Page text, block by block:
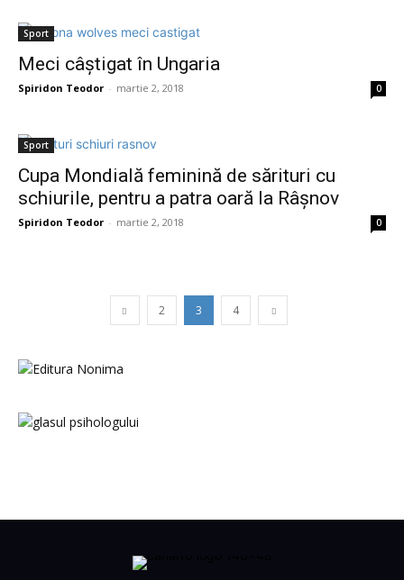
Sport
Meci câștigat în Ungaria
Spiridon Teodor - martie 2, 2018 0
Sport
Cupa Mondială feminină de sărituri cu
schiurile, pentru a patra oară la Râșnov
Spiridon Teodor - martie 2, 2018 0
2 3 4